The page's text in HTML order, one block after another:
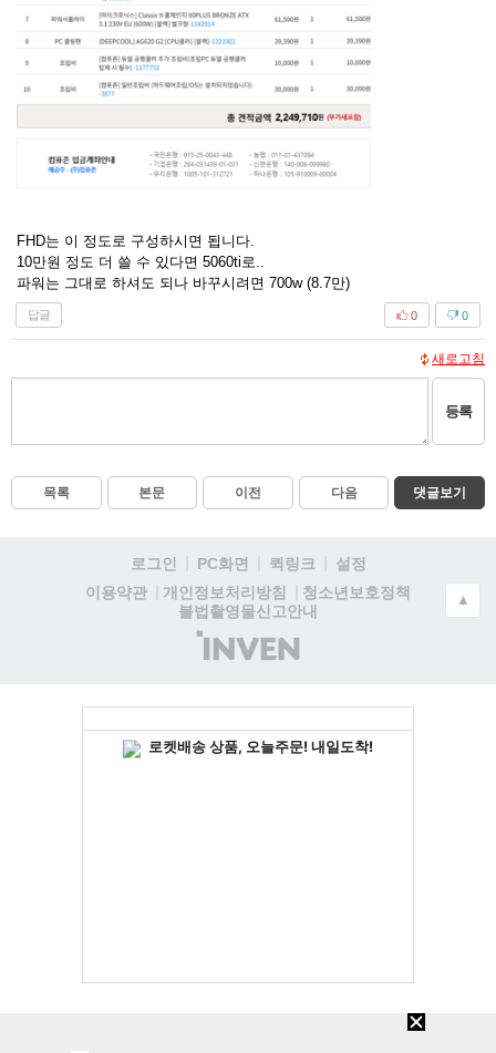
FHD는 이 정도로 구성하시면 됩니다.
10만원 정도 더 쓸 수 있다면 5060ti로..
파워는 그대로 하셔도 되나 바꾸시려면 700w (8.7만)
답글 0
0
새로고침
등록
목록 본문 이전 다음 댓글보기
로그인 PC화면 퀵링크
설정
이용약관
개인정보처리방침
청소년보호정책
불법촬영물신고안내
(주)
인
▲